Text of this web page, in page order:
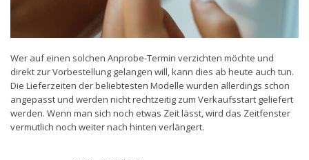
Wer auf einen solchen Anprobe-Termin verzichten möchte und
direkt zur Vorbestellung gelangen will, kann dies ab heute auch tun.
Die Lieferzeiten der beliebtesten Modelle wurden allerdings schon
angepasst und werden nicht rechtzeitig zum Verkaufsstart geliefert
werden. Wenn man sich noch etwas Zeit lässt, wird das Zeitfenster
vermutlich noch weiter nach hinten verlängert.